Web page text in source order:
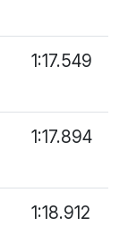
1:17.549
1:17.894
1:18.912